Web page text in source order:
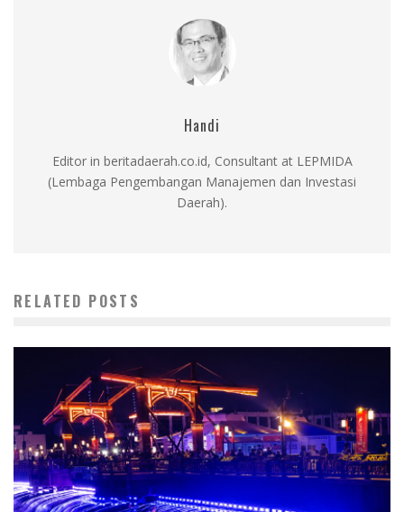
Handi
Editor in beritadaerah.co.id, Consultant at LEPMIDA
(Lembaga Pengembangan Manajemen dan Investasi
Daerah).
RELATED POSTS